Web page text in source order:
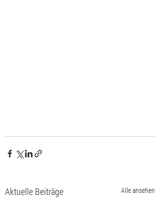
Aktuelle Beiträge Alle ansehen